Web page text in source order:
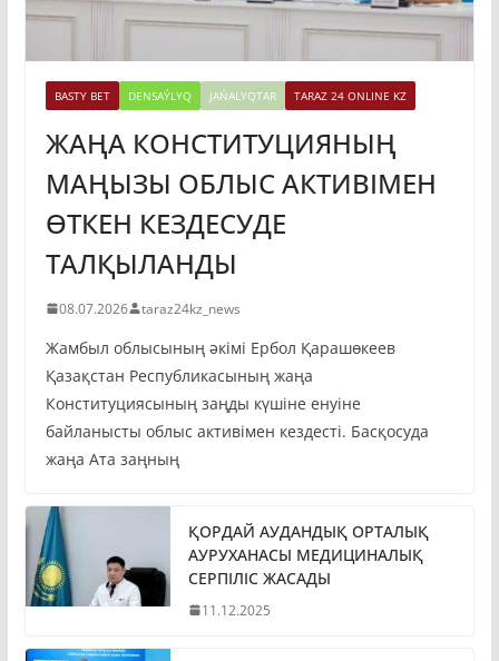
BASTY BET DENSAÝLYQ JAŃALYQTAR TARAZ 24 ONLINE KZ
ЖАҢА КОНСТИТУЦИЯНЫҢ
МАҢЫЗЫ ОБЛЫС АКТИВІМЕН
ӨТКЕН КЕЗДЕСУДЕ
ТАЛҚЫЛАНДЫ
08.07.2026 taraz24kz_news
Жамбыл облысының әкімі Ербол Қарашөкеев
Қазақстан Республикасының жаңа
Конституциясының заңды күшіне енуіне
байланысты облыс активімен кездесті. Басқосуда
жаңа Ата заңның
ҚОРДАЙ АУДАНДЫҚ ОРТАЛЫҚ
АУРУХАНАСЫ МЕДИЦИНАЛЫҚ
СЕРПІЛІС ЖАСАДЫ
11.12.2025